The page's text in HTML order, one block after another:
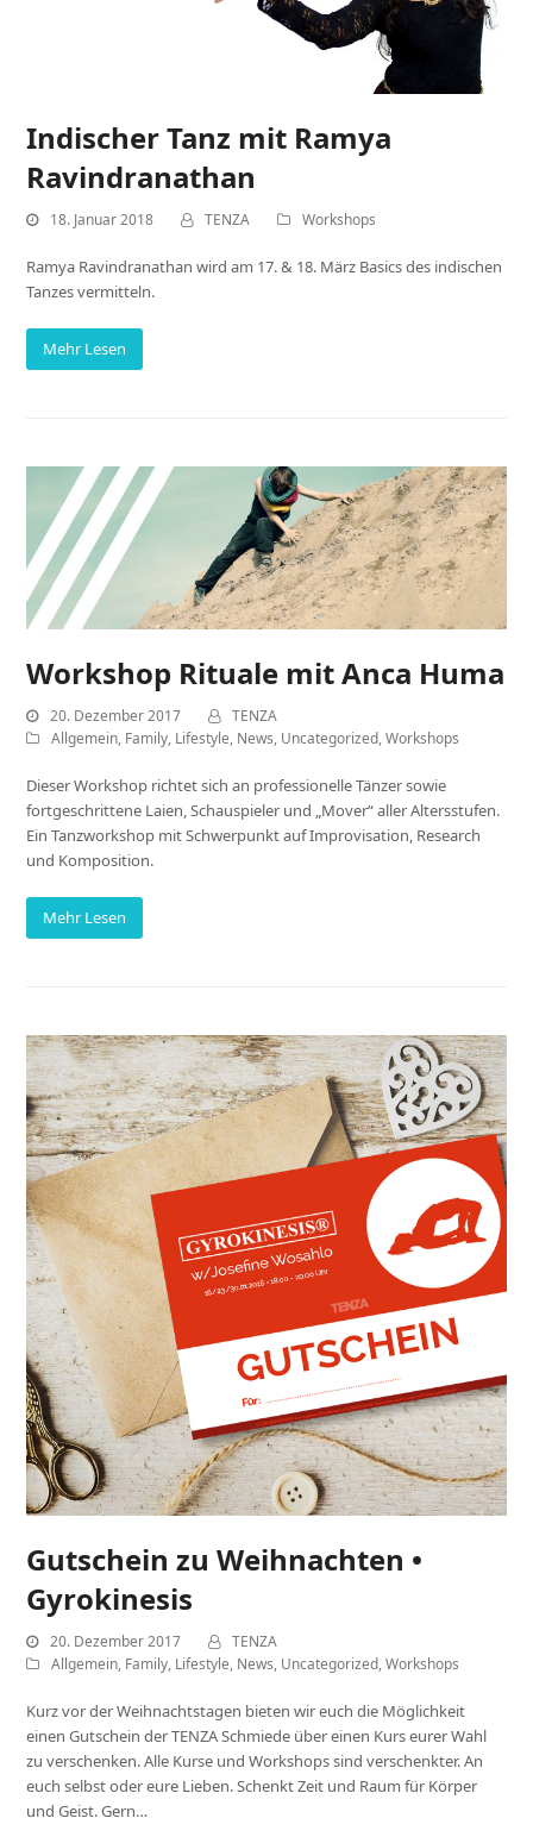
Indischer Tanz mit Ramya
Ravindranathan
18. Januar 2018 TENZA Workshops
Ramya Ravindranathan wird am 17. & 18. März Basics des indischen
Tanzes vermitteln.
Mehr Lesen
Workshop Rituale mit Anca Huma
20. Dezember 2017
TENZA
Allgemein, Family, Lifestyle, News, Uncategorized,Workshops
Dieser Workshop richtet sich an professionelle Tänzer sowie
fortgeschrittene Laien, Schauspieler und „Mover“ aller Altersstufen.
Ein Tanzworkshop mit Schwerpunkt auf Improvisation, Research
und Komposition.
Mehr Lesen
Gutschein zu Weihnachten •
Gyrokinesis
20. Dezember 2017
TENZA
Allgemein, Family, Lifestyle, News, Uncategorized,Workshops
Kurz vor der Weihnachtstagen bieten wir euch die Möglichkeit
einen Gutschein der TENZA Schmiede über einen Kurs eurer Wahl
zu verschenken. Alle Kurse und Workshops sind verschenkter. An
euch selbst oder eure Lieben. Schenkt Zeit und Raum für Körper
und Geist. Gern…